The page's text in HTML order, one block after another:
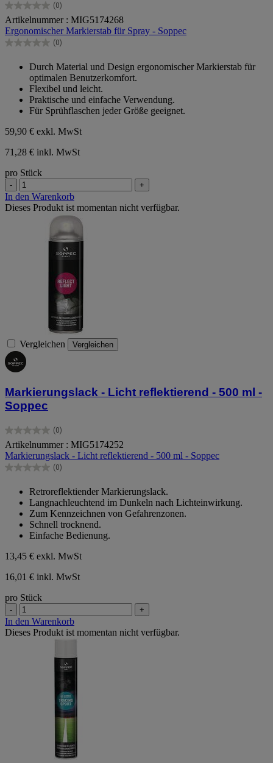
(0)
0.0
von
5
Sternen.
Artikelnummer : MIG5174268
Ergonomischer Markierstab für Spray - Soppec
(0)
0.0
Sternen.
Durch Material und Design ergonomischer Markierstab für
optimalen Benutzerkomfort.
Flexibel und leicht.
Praktische und einfache Verwendung.
Für Sprühflaschen jeder Größe geeignet.
59,90 € exkl. MwSt
71,28 € inkl. MwSt
pro Stück
- +
In den Warenkorb
Dieses Produkt ist momentan nicht verfügbar.
Vergleichen Vergleichen
Markierungslack - Licht reflektierend - 500 ml -
Soppec
(0)
0.0
von
5
Sternen.
Artikelnummer : MIG5174252
Markierungslack - Licht reflektierend - 500 ml - Soppec
(0)
0.0
Sternen.
Retroreflektiender Markierungslack.
Langnachleuchtend im Dunkeln nach Lichteinwirkung.
Zum Kennzeichnen von Gefahrenzonen.
Schnell trocknend.
Einfache Bedienung.
13,45 € exkl. MwSt
16,01 € inkl. MwSt
pro Stück
- +
In den Warenkorb
Dieses Produkt ist momentan nicht verfügbar.